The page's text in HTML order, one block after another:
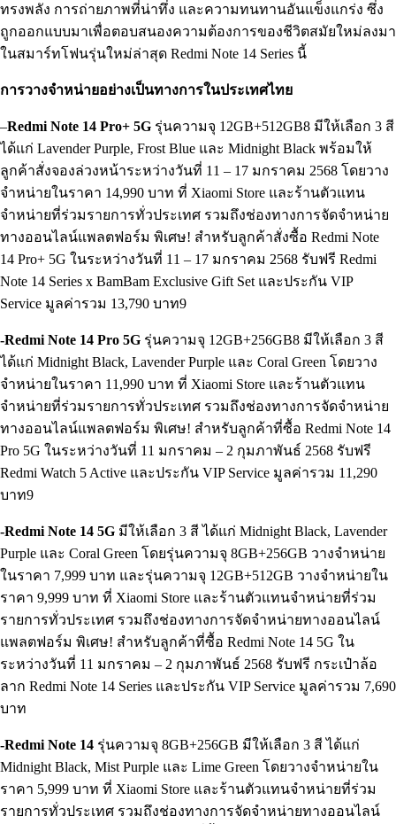
ทรงพลัง การถ่ายภาพที่น่าทึ่ง และความทนทานอันแข็งแกร่ง ซึ่ง
ถูกออกแบบมาเพื่อตอบสนองความต้องการของชีวิตสมัยใหม่ลงมา
ในสมาร์ทโฟนรุ่นใหม่ล่าสุด Redmi Note 14 Series นี้
การวางจำหน่ายอย่างเป็นทางการในประเทศไทย
–Redmi Note 14 Pro+ 5G รุ่นความจุ 12GB+512GB8 มีให้เลือก 3 สี
ได้แก่ Lavender Purple, Frost Blue และ Midnight Black พร้อมให้
ลูกค้าสั่งจองล่วงหน้าระหว่างวันที่ 11 – 17 มกราคม 2568 โดยวาง
จำหน่ายในราคา 14,990 บาท ที่ Xiaomi Store และร้านตัวแทน
จำหน่ายที่ร่วมรายการทั่วประเทศ รวมถึงช่องทางการจัดจำหน่าย
ทางออนไลน์แพลตฟอร์ม พิเศษ! สำหรับลูกค้าสั่งซื้อ Redmi Note
14 Pro+ 5G ในระหว่างวันที่ 11 – 17 มกราคม 2568 รับฟรี Redmi
Note 14 Series x BamBam Exclusive Gift Set และประกัน VIP
Service มูลค่ารวม 13,790 บาท9
-Redmi Note 14 Pro 5G รุ่นความจุ 12GB+256GB8 มีให้เลือก 3 สี
ได้แก่ Midnight Black, Lavender Purple และ Coral Green โดยวาง
จำหน่ายในราคา 11,990 บาท ที่ Xiaomi Store และร้านตัวแทน
จำหน่ายที่ร่วมรายการทั่วประเทศ รวมถึงช่องทางการจัดจำหน่าย
ทางออนไลน์แพลตฟอร์ม พิเศษ! สำหรับลูกค้าที่ซื้อ Redmi Note 14
Pro 5G ในระหว่างวันที่ 11 มกราคม – 2 กุมภาพันธ์ 2568 รับฟรี
Redmi Watch 5 Active และประกัน VIP Service มูลค่ารวม 11,290
บาท9
-Redmi Note 14 5G มีให้เลือก 3 สี ได้แก่ Midnight Black, Lavender
Purple และ Coral Green โดยรุ่นความจุ 8GB+256GB วางจำหน่าย
ในราคา 7,999 บาท และรุ่นความจุ 12GB+512GB วางจำหน่ายใน
ราคา 9,999 บาท ที่ Xiaomi Store และร้านตัวแทนจำหน่ายที่ร่วม
รายการทั่วประเทศ รวมถึงช่องทางการจัดจำหน่ายทางออนไลน์
แพลตฟอร์ม พิเศษ! สำหรับลูกค้าที่ซื้อ Redmi Note 14 5G ใน
ระหว่างวันที่ 11 มกราคม – 2 กุมภาพันธ์ 2568 รับฟรี กระเป๋าล้อ
ลาก Redmi Note 14 Series และประกัน VIP Service มูลค่ารวม 7,690
บาท
-Redmi Note 14 รุ่นความจุ 8GB+256GB มีให้เลือก 3 สี ได้แก่
Midnight Black, Mist Purple และ Lime Green โดยวางจำหน่ายใน
ราคา 5,999 บาท ที่ Xiaomi Store และร้านตัวแทนจำหน่ายที่ร่วม
รายการทั่วประเทศ รวมถึงช่องทางการจัดจำหน่ายทางออนไลน์